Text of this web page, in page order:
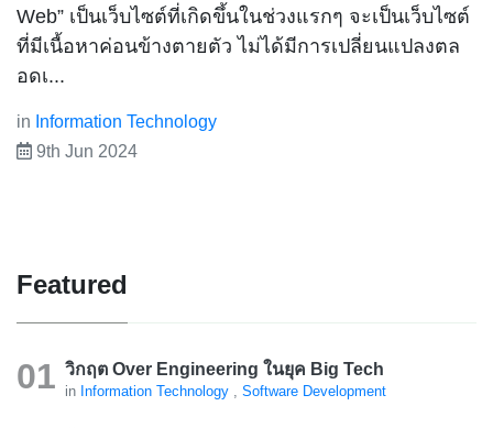
Web” เป็นเว็บไซต์ที่เกิดขึ้นในช่วงแรกๆ จะเป็นเว็บไซต์
ที่มีเนื้อหาค่อนข้างตายตัว ไม่ได้มีการเปลี่ยนแปลงตล
อดเ...
in Information Technology
9th Jun 2024
Featured
วิกฤต Over Engineering ในยุค Big Tech
in Information Technology , Software Development